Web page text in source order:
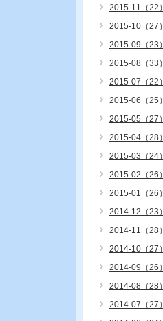
2015-11（22）
2015-10（27）
2015-09（23）
2015-08（33）
2015-07（22）
2015-06（25）
2015-05（27）
2015-04（28）
2015-03（24）
2015-02（26）
2015-01（26）
2014-12（23）
2014-11（28）
2014-10（27）
2014-09（26）
2014-08（28）
2014-07（27）